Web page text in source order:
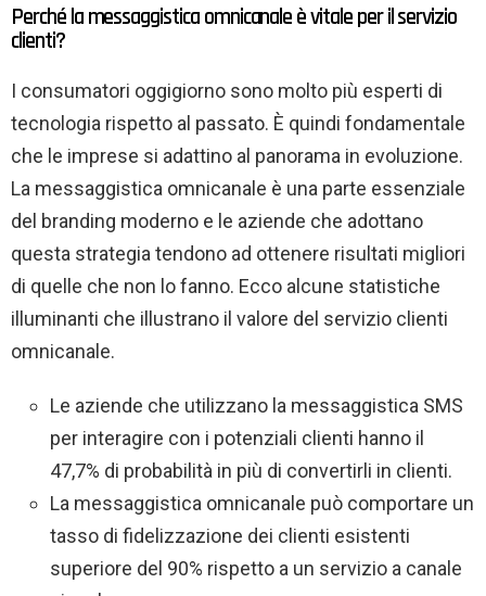
Perché la messaggistica omnicanale è vitale per il servizio
clienti?
I consumatori oggigiorno sono molto più esperti di
tecnologia rispetto al passato. È quindi fondamentale
che le imprese si adattino al panorama in evoluzione.
La messaggistica omnicanale è una parte essenziale
del branding moderno e le aziende che adottano
questa strategia tendono ad ottenere risultati migliori
di quelle che non lo fanno. Ecco alcune statistiche
illuminanti che illustrano il valore del servizio clienti
omnicanale.
Le aziende che utilizzano la messaggistica SMS
per interagire con i potenziali clienti hanno il
47,7% di probabilità in più di convertirli in clienti.
La messaggistica omnicanale può comportare un
tasso di fidelizzazione dei clienti esistenti
superiore del 90% rispetto a un servizio a canale